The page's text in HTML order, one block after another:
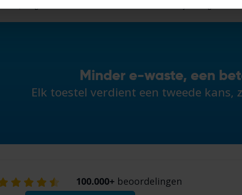
Minder e-waste, een
Elk toestel verdient een tweede kans,
100.000+ beoordelingen